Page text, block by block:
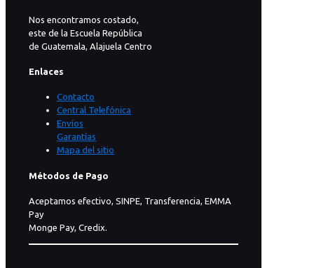
Nos encontramos costado,
este de la Escuela República
de Guatemala, Alajuela Centro
Enlaces
Contacto
Central Telefónica
Envíos
Garantías
Mapa del sitio
Métodos de Pago
Aceptamos efectivo, SINPE, Transferencia, EMMA
Pay
Monge Pay, Credix.